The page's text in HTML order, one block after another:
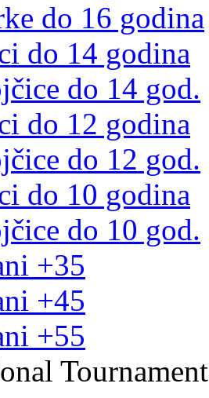
do 16 godina
do 14 godina
do 14 god.
do 12 godina
do 12 god.
do 10 godina
do 10 god.
+35
+45
+55